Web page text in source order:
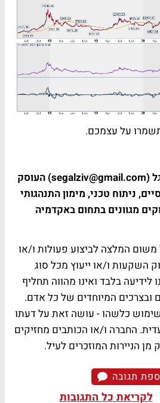
על עצמכם.
(
segalziv@gmail.com) העוסק
ניתוח טכני, מימון התנהגותי
מגוונים בתחום באקדמיה
משום המלצה לביצוע פעולות ו/או
השקעות ו/או ייעוץ מכל סוג
לידיעה בלבד ואינו מהווה תחליף
ובצרכים המיוחדים של כל אדם.
כלשהו - עושה זאת על דעתו
החברה ו/או הכותבים מחזיקים
הניירות המוזכרים לעיל.
תגובה
לקריאת כל התגובות